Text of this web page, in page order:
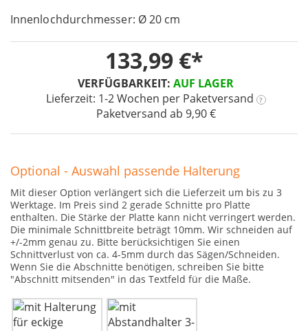
Innenlochdurchmesser: Ø 20 cm
VERFÜGBARKEIT: AUF LAGER
Lieferzeit: 1-2 Wochen per Paketversand ?
Paketversand ab 9,90 €
133,99 €
Optional - Auswahl passende Halterung
Mit dieser Option verlängert sich die Lieferzeit um bis zu 3
Werktage. Im Preis sind 2 gerade Schnitte pro Platte
enthalten. Die Stärke der Platte kann nicht verringert werden.
Die minimale Schnittbreite beträgt 10mm. Wir schneiden auf
+/-2mm genau zu. Bitte berücksichtigen Sie einen
Schnittverlust von ca. 4-5mm durch das Sägen/Schneiden.
Wenn Sie die Abschnitte benötigen, schreiben Sie bitte
"Abschnitt mitsenden" in das Textfeld für die Maße.